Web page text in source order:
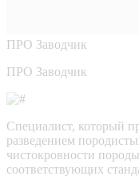
ПРО Заводчик
ПРО Заводчик
Специалист, который
разведением
чистокровности
соответствующих